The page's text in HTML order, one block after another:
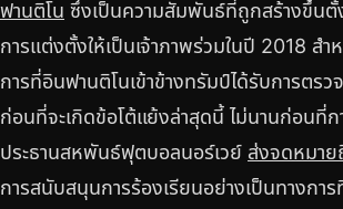
ฟานติโน ซึ่งเป็นความสัมพันธ์ที่ถูกสร้างขึ้นตั้
การแต่งตั้งให้เป็นเจ้าภาพร่วมในปี 2018 ส
การที่อินฟานติโนเข้าข้างทรัมป์ได้รับการตรว
ก่อนที่จะเกิดข้อโต้แย้งล่าสุดนี้ ไม่นานก่อนที่ก
ประธานสหพันธ์ฟุตบอลนอร์เวย์ ส่งจดหมาย
การสนับสนุนการร้องเรียนอย่างเป็นทางกา